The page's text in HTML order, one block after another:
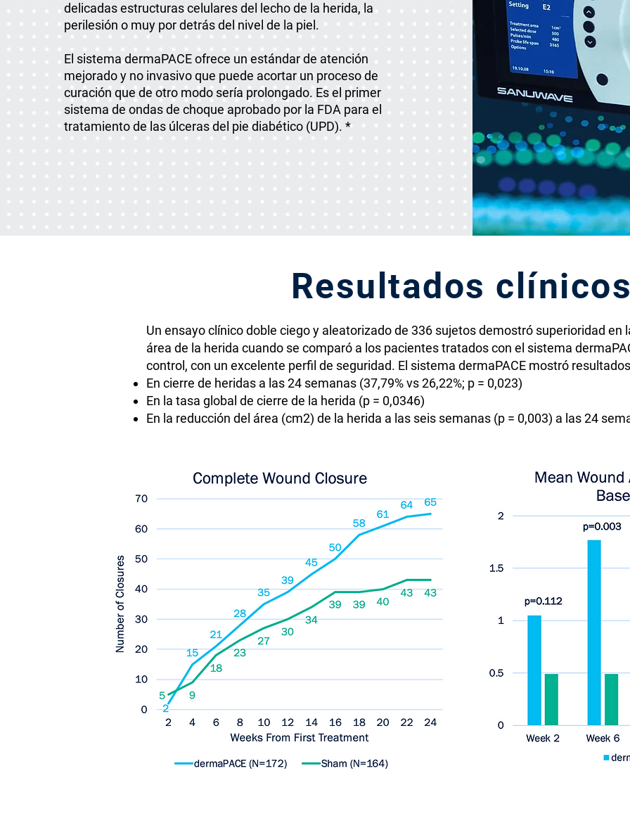
delicadas estructuras celulares del lecho de la herida, la
perilesión o muy por detrás del nivel de la piel.
El sistema dermaPACE ofrece un estándar de atención
mejorado y no invasivo que puede acortar un proceso de
curación que de otro modo sería prolongado. Es el primer
sistema de ondas de choque aprobado por la FDA para el
tratamiento de las úlceras del pie diabético (UPD). *
Resultados
Un ensayo clínico doble ciego y aleatorizado de 336 sujetos demostró superioridad en
área de la herida cuando se comparó a los pacientes tratados con el sistema
control, con un excelente perfil de seguridad. El sistema dermaPACE mostró
En cierre de heridas a las 24 semanas (37,79% vs 26,22%; p = 0,023)
En la tasa global de cierre de la herida (p = 0,0346)
En la reducción del área (cm2) de la herida a las seis semanas (p = 0,003) a las 24